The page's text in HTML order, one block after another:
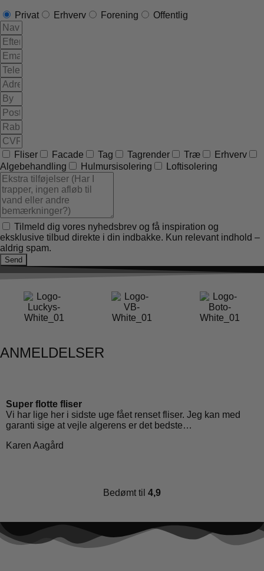
Privat Erhverv Forening Offentlig
Fliser Facade Tag Tagrender Træ
Erhverv
Algebehandling
Hulmursisolering Loftisolering
Tilmeld dig vores nyhedsbrev og få inspiration og
eksklusive tilbud direkte i din indbakke. Kun relevant indhold –
aldrig spam.
Send
ANMELDELSER
Super flotte fliser
Vi har lige her i sidste uge fået renset fliser. Jeg kan med
garanti sige at vejle algerens er det bedste…
Karen Aagård
Bedømt til 4,9